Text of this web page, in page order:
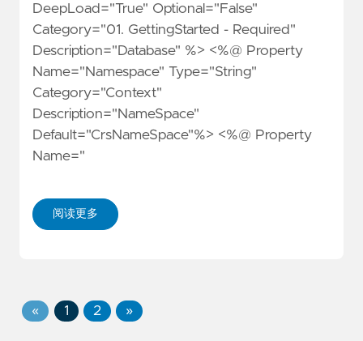
DeepLoad="True" Optional="False"
Category="01. GettingStarted - Required"
Description="Database" %> <%@ Property
Name="Namespace" Type="String"
Category="Context"
Description="NameSpace"
Default="CrsNameSpace"%> <%@ Property
Name="
阅读更多
« 1 2 »